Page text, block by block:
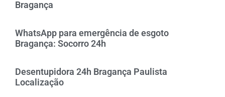
Bragança
WhatsApp para emergência de esgoto
Bragança: Socorro 24h
Desentupidora 24h Bragança Paulista
Localização